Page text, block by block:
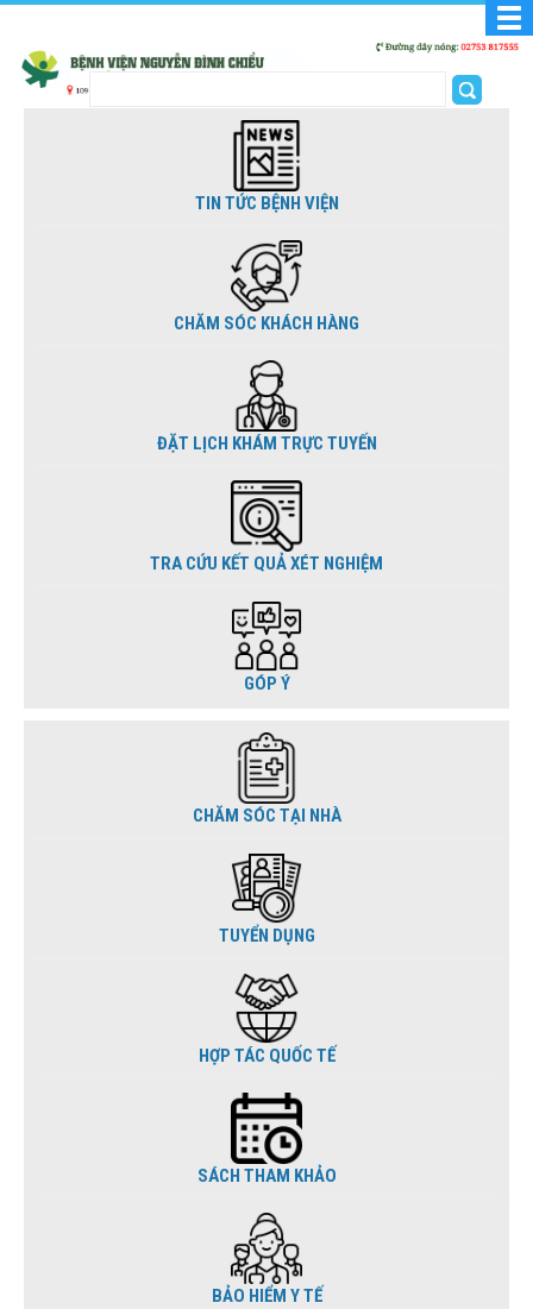
TIN TỨC BỆNH VIỆN
CHĂM SÓC KHÁCH HÀNG
ĐẶT LỊCH KHÁM TRỰC TUYẾN
TRA CỨU KẾT QUẢ XÉT NGHIỆM
GÓP Ý
CHĂM SÓC TẠI NHÀ
TUYỂN DỤNG
HỢP TÁC QUỐC TẾ
SÁCH THAM KHẢO
BẢO HIỂM Y TẾ